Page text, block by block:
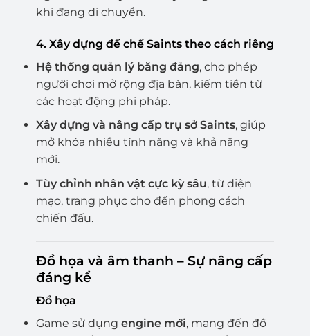
khi đang di chuyển.
4. Xây dựng đế chế Saints theo cách riêng
Hệ thống quản lý băng đảng, cho phép
người chơi mở rộng địa bàn, kiếm tiền từ
các hoạt động phi pháp.
Xây dựng và nâng cấp trụ sở Saints, giúp
mở khóa nhiều tính năng và khả năng
mới.
Tùy chỉnh nhân vật cực kỳ sâu, từ diện
mạo, trang phục cho đến phong cách
chiến đấu.
Đồ họa và âm thanh – Sự nâng cấp
đáng kể
Đồ họa
Game sử dụng engine mới, mang đến đồ